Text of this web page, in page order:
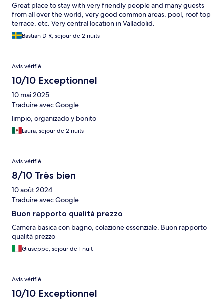
Great place to stay with very friendly people and many guests
from all over the world, very good common areas, pool, roof top
terrace, etc. Very central location in Valladolid.
Bastian D R, séjour de 2 nuits
Avis vérifié
10/10 Exceptionnel
10 mai 2025
Traduire avec Google
limpio, organizado y bonito
Laura, séjour de 2 nuits
Avis vérifié
8/10 Très bien
10 août 2024
Traduire avec Google
Buon rapporto qualità prezzo
Camera basica con bagno, colazione essenziale. Buon rapporto
qualità prezzo
Giuseppe, séjour de 1 nuit
Avis vérifié
10/10 Exceptionnel